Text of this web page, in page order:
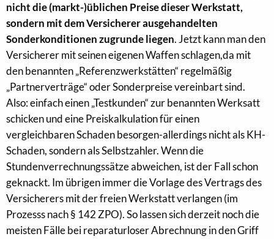
nicht die (markt-)üblichen Preise dieser Werkstatt,
sondern mit dem Versicherer ausgehandelten
Sonderkonditionen zugrunde liegen. Jetzt kann man den
Versicherer mit seinen eigenen Waffen schlagen,da mit
den benannten „Referenzwerkstätten“ regelmäßig
„Partnerverträge“ oder Sonderpreise vereinbart sind.
Also: einfach einen „Testkunden“ zur benannten Werksatt
schicken und eine Preiskalkulation für einen
vergleichbaren Schaden besorgen-allerdings nicht als KH-
Schaden, sondern als Selbstzahler. Wenn die
Stundenverrechnungssätze abweichen, ist der Fall schon
geknackt. Im übrigen immer die Vorlage des Vertrags des
Versicherers mit der freien Werkstatt verlangen (im
Prozesss nach § 142 ZPO). So lassen sich derzeit noch die
meisten Fälle bei reparaturloser Abrechnung in den Griff